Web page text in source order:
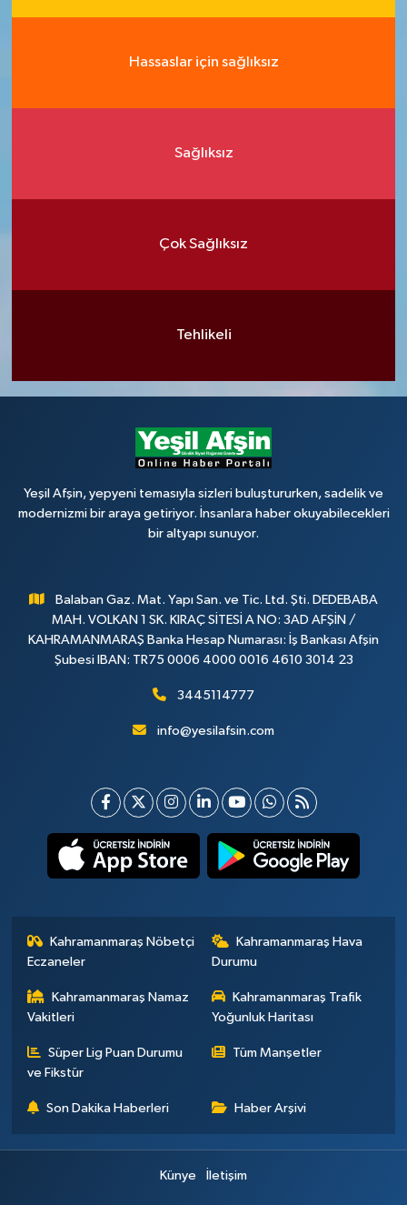
Hassaslar için sağlıksız
Sağlıksız
Çok Sağlıksız
Tehlikeli
Yeşil Afşin, yepyeni temasıyla sizleri buluştururken, sadelik ve
modernizmi bir araya getiriyor. İnsanlara haber okuyabilecekleri
bir altyapı sunuyor.
Balaban Gaz. Mat. Yapı San. ve Tic. Ltd. Şti. DEDEBABA
MAH. VOLKAN 1 SK. KIRAÇ SİTESİ A NO: 3AD AFŞİN /
KAHRAMANMARAŞ Banka Hesap Numarası: İş Bankası Afşin
Şubesi IBAN: TR75 0006 4000 0016 4610 3014 23
3445114777
info@yesilafsin.com
Kahramanmaraş Nöbetçi
Eczaneler
Kahramanmaraş Hava
Durumu
Kahramanmaraş Namaz
Vakitleri
Kahramanmaraş Trafik
Yoğunluk Haritası
Süper Lig Puan Durumu
ve Fikstür
Tüm Manşetler
Son Dakika Haberleri Haber Arşivi
Künye İletişim